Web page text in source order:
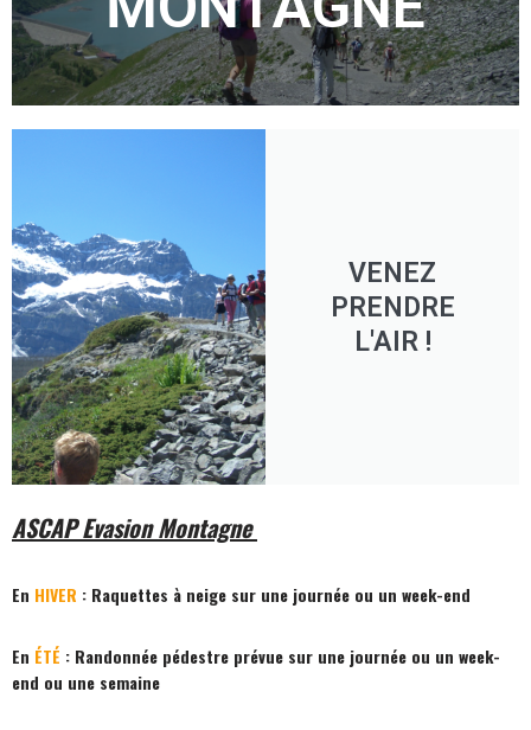
VENEZ
PRENDRE
L'AIR !
ASCAP Evasion Montagne
En HIVER : Raquettes à neige sur une journée ou un week-end
En ÉTÉ : Randonnée pédestre prévue sur une journée ou un week-
end ou une semaine